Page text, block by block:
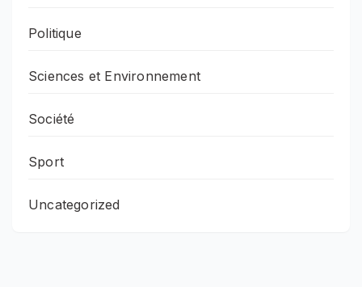
Politique
Sciences et Environnement
Société
Sport
Uncategorized